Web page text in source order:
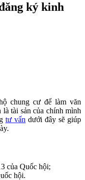
ký kinh
chung cư để làm văn
tài sản của chính mình
tư vấn dưới đây sẽ giúp
của Quốc hội​;
hội​.